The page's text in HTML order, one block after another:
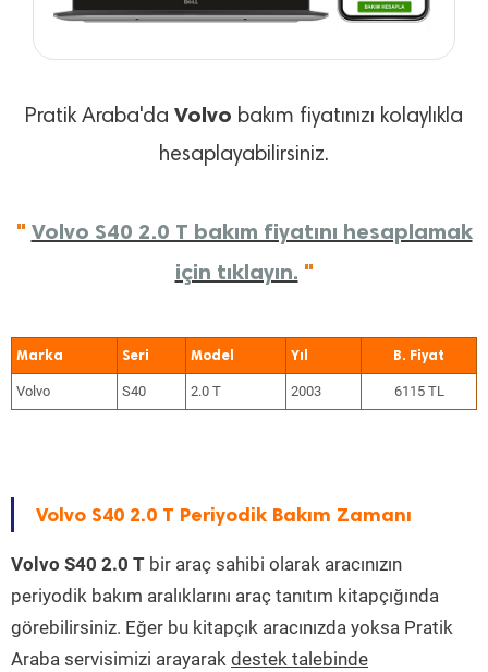
Pratik Araba'da Volvo bakım fiyatınızı kolaylıkla
hesaplayabilirsiniz.
" Volvo S40 2.0 T bakım fiyatını hesaplamak
için tıklayın. "
Marka Seri Model Yıl
Volvo S40 2.0 T 2003 6115 TL
Volvo S40 2.0 T Periyodik Bakım Zamanı
Volvo S40 2.0 T bir araç sahibi olarak aracınızın
periyodik bakım aralıklarını araç tanıtım kitapçığında
görebilirsiniz. Eğer bu kitapçık aracınızda yoksa Pratik
Araba servisimizi arayarak destek talebinde